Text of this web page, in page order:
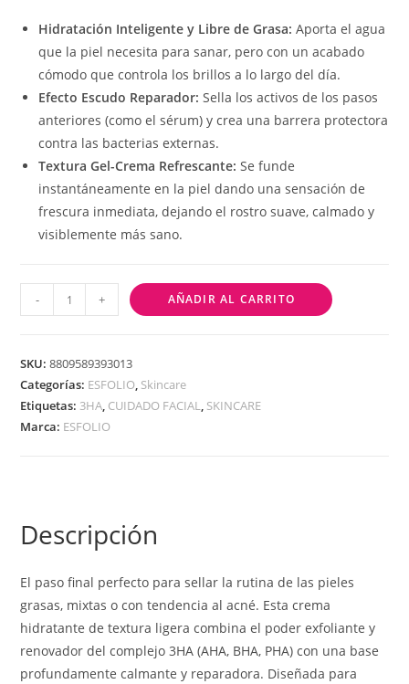
Hidratación Inteligente y Libre de Grasa: Aporta el agua
que la piel necesita para sanar, pero con un acabado
cómodo que controla los brillos a lo largo del día.
Efecto Escudo Reparador: Sella los activos de los pasos
anteriores (como el sérum) y crea una barrera protectora
contra las bacterias externas.
Textura Gel-Crema Refrescante: Se funde
instantáneamente en la piel dando una sensación de
frescura inmediata, dejando el rostro suave, calmado y
visiblemente más sano.
- + AÑADIR AL CARRITO
SKU:8809589393013
Categorías: ESFOLIO, Skincare
Etiquetas: 3HA, CUIDADO FACIAL, SKINCARE
Marca: ESFOLIO
Descripción
El paso final perfecto para sellar la rutina de las pieles
grasas, mixtas o con tendencia al acné. Esta crema
hidratante de textura ligera combina el poder exfoliante y
renovador del complejo 3HA (AHA, BHA, PHA) con una base
profundamente calmante y reparadora. Diseñada para